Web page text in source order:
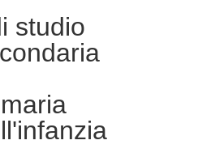
studio